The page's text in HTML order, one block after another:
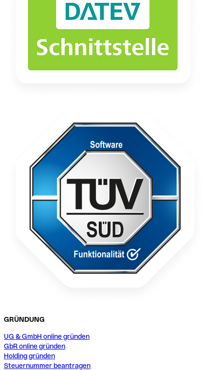
GRÜNDUNG
UG & GmbH online gründen
GbR online gründen
Holding gründen
Steuernummer beantragen